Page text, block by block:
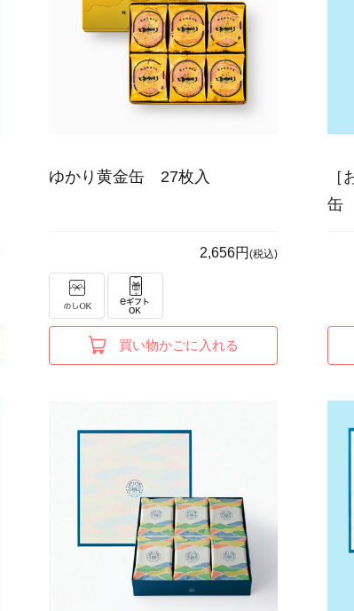
ゆかり黄金缶 27枚入
2,656円 (税込)
買い物かごに入れる
缶